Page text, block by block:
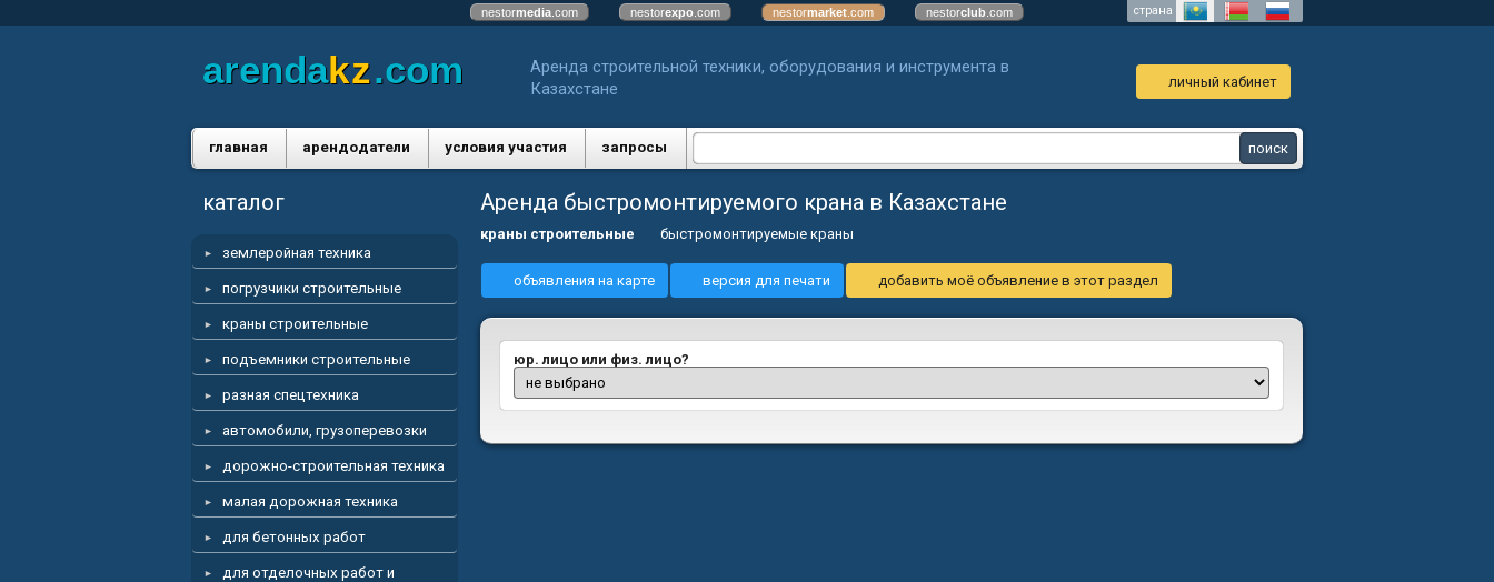
nestormedia .com nestorexpo .com nestormarket .com nestorclub .com страна
arendakz.com
Аренда строительной техники, оборудования и инструмента в
Казахстане
личный кабинет
главная арендодатели условия участия запросы
каталог
землеройная техника
погрузчики строительные
краны строительные
подъемники строительные
разная спецтехника
автомобили, грузоперевозки
дорожно-строительная техника
малая дорожная техника
для бетонных работ
для отделочных работ и
Аренда быстромонтируемого крана в Казахстане
краны строительные быстромонтируемые краны
объявления на карте версия для печати добавить моё объявление в этот раздел
юр. лицо или физ. лицо?